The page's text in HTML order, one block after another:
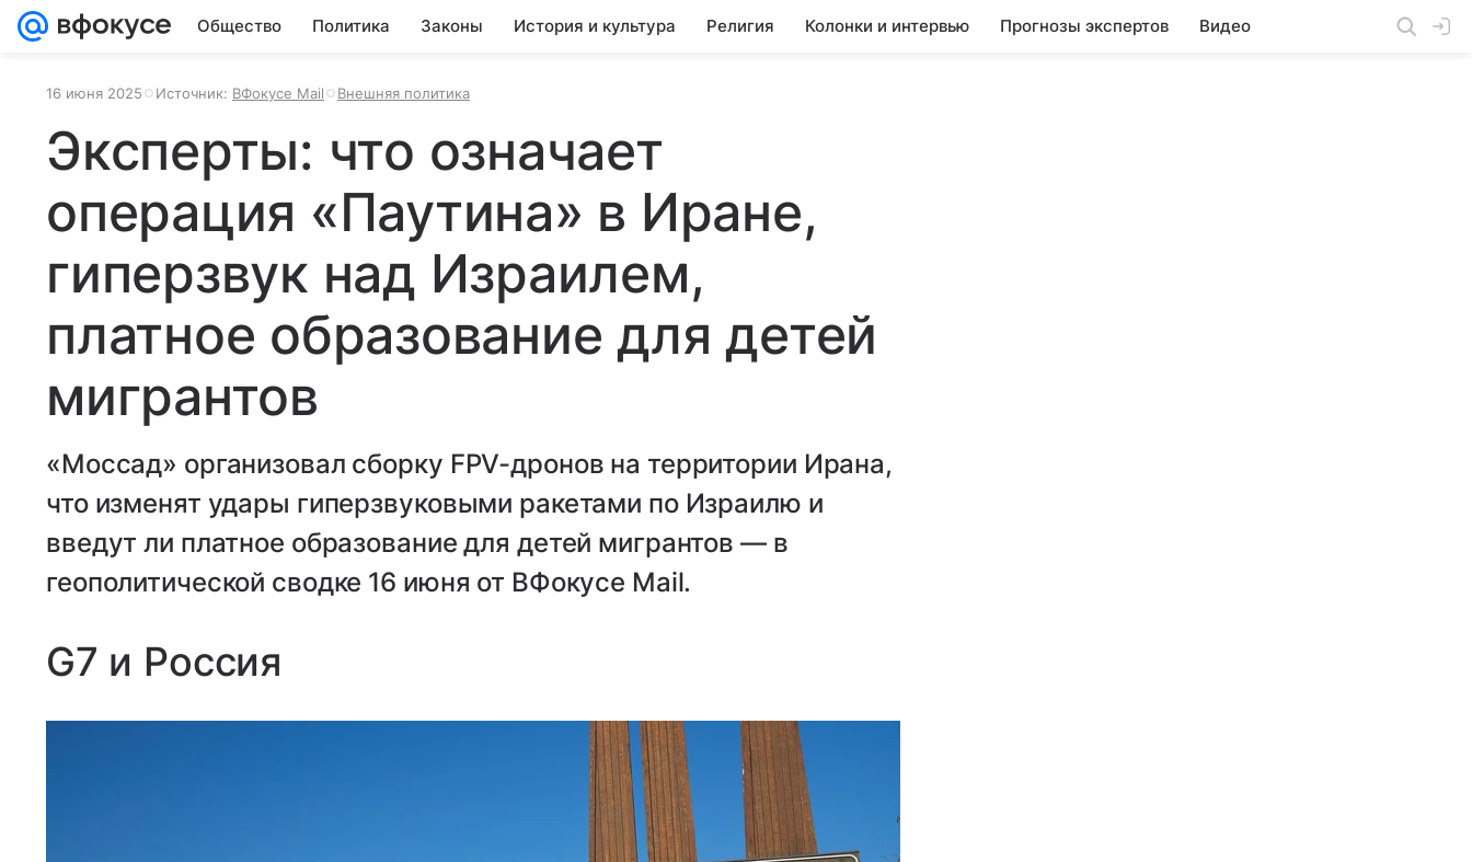
Общество Политика Законы История и культура Религия Колонки и интервью Прогнозы экспертов Видео
16 июня 2025 Источник: ВФокусе Mail Внешняя политика
Эксперты: что означает
операция «Паутина» в Иране,
гиперзвук над Израилем,
платное образование для детей
мигрантов
«Моссад» организовал сборку FPV-дронов на территории Ирана,
что изменят удары гиперзвуковыми ракетами по Израилю и
введут ли платное образование для детей мигрантов — в
геополитической сводке 16 июня от ВФокусе Mail.
G7 и Россия